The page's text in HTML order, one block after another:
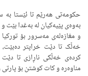
حکومەتی هەرێم تا ئێستا بە
بەوەی پێیەکیان لە بەغدا بێت و
و مغازەلەی مەسرور بۆ
خەڵک تا دێت خراپتر دەبێت،
کردەی خەڵکی ناڕازی تا دێت
مناوەرە و کات کوشتن بۆ پارتی